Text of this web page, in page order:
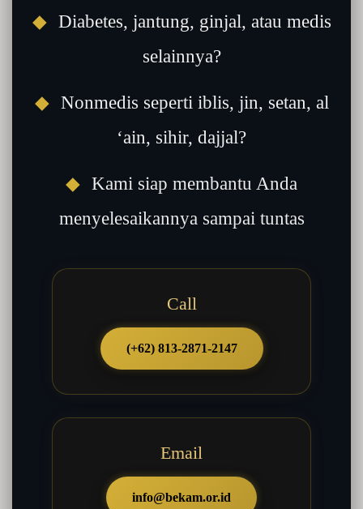
◆ Diabetes, jantung, ginjal, atau medis
selainnya?
◆ Nonmedis seperti iblis, jin, setan, al
‘ain, sihir, dajjal?
◆ Kami siap membantu Anda
menyelesaikannya sampai tuntas
Call
(+62) 813-2871-2147
Email
info@bekam.or.id